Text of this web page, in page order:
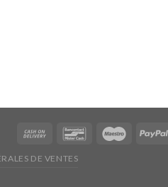
DE VENTES